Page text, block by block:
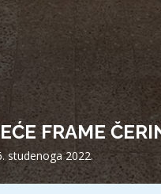
FRAME
studenoga 2022.